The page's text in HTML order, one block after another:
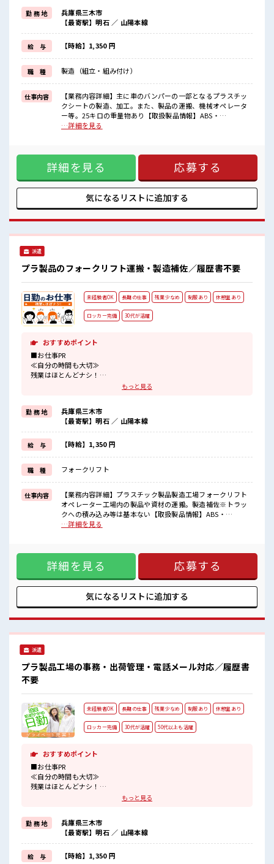
≪初めての仕事だけど自分にもできそう≫
新しいことにチャレンジするのは不安だけど、
しっかり働く環境が整っています！
イチからスキルUP・ステップUP目指していきましょう！
≪自分に向いている仕事が探せる≫
困った事などがあれば、
担当がしっかりサポートします！
■職場の雰囲気
しっかり休める休憩室あり！
オンオフの切替もできちゃう！
ロッカーあり！
安心してお仕事に集中♪
勤 務 地
兵庫県三木市
【最寄駅】明石 ／ 山陽本線
給 与 【時給】1,350 円
職 種 製造（組立・組み付け）
仕事内容
【業務内容詳細】主に車のバンパーの一部となるプラスチッ
クシートの製造、加工。また、製品の運搬、機械オペレータ
ー等。25キロの重量物あり【取扱製品情報】ABS・
AES/ASA・PP・HIPS・多層(2～3層)・プリントシート等、真
す♪ 制服があると毎日の服選びに悩まずOK♪ ≪初めての仕
事だけど自分にもできそう≫ 新しいことにチャレンジするの
は不安だけど、 しっかり働く環境が整っています！ イチから
スキルUP・ステップUP目指していきましょう！ ≪自分に向
いている仕事が探せる≫ 困った事などがあれば、 担当がしっ
かりサポートします！ ■職場の雰囲気 しっかり休める休憩室
てお仕事に集中♪ 残業が多めだからしっかり稼ぎたい方にも
オススメ！
…詳細を見る
詳細を見る 応募する
気になるリストに追加する
派遣
プラ製品のフォークリフト運搬・製造補佐／履歴書不要
未経験者OK 長期の仕事 残業少なめ 制服あり 休憩室あり
ロッカー完備 30代が活躍
おすすめポイント
■お仕事PR
≪自分の時間も大切≫
残業はほとんどナシ！
場合によってはお願いすることもあります♪
制服があるので、
毎日の服装の悩み解消♪
≪未経験でも活躍できる≫
新しいことにチャレンジするのは不安だけど、
しっかり働く環境が整っています！
イチからスキルUP・ステップUP目指していきましょう！
≪様々なお仕事をご提案≫
一人で悩まず気軽に相談できる、
派遣のお仕事です！
■職場の雰囲気
休憩室で楽しくおしゃべり！
ストレス解消☆
未経験から始めた方もイッパイ！
まずはチャレンジしてみませんか？
もっと見る
勤 務 地
兵庫県三木市
【最寄駅】明石 ／ 山陽本線
給 与 【時給】1,350 円
職 種 フォークリフト
仕事内容
【業務内容詳細】プラスチック製品製造工場フォークリフト
オペレーター工場内の製品や資材の運搬。製造補佐※トラッ
クへの積み込み等は基本ない【取扱製品情報】ABS・
AES/ASA・PP・HIPS・多層(2～3層)・プリントシート等、真
す♪ ≪ラクラク制服アリ≫ 制服があるので、 毎日の服装の悩
み解消♪ ≪未経験でも活躍できる≫ 新しいことにチャレンジ
するのは不安だけど、 しっかり働く環境が整っています！ イ
チからスキルUP・ステップUP目指していきましょう！ ≪
様々なお仕事をご提案≫ 一人で悩まず気軽に相談できる、 派
遣のお仕事です！ ■職場の雰囲気 休憩室で楽しくおしゃべ
カー付き職場♪ 未経験から始めた方もイッパイ！ まずはチャ
レンジしてみませんか？
…詳細を見る
詳細を見る 応募する
気になるリストに追加する
派遣
プラ製品工場の事務・出荷管理・電話メール対応／履歴書
不要
未経験者OK 長期の仕事 残業少なめ 制服あり 休憩室あり
ロッカー完備 30代が活躍 50代以上も活躍
おすすめポイント
■お仕事PR
≪自分の時間も大切≫
残業はほとんどナシ！
場合によってはお願いすることもあります♪
制服があるので、
毎日の服装の悩み解消♪
≪未経験OKの仕事≫
新しいことにチャレンジするのは不安だけど、
しっかり働く環境が整っています！
もっと見る
勤 務 地
兵庫県三木市
【最寄駅】明石 ／ 山陽本線
給 与 【時給】1,350 円